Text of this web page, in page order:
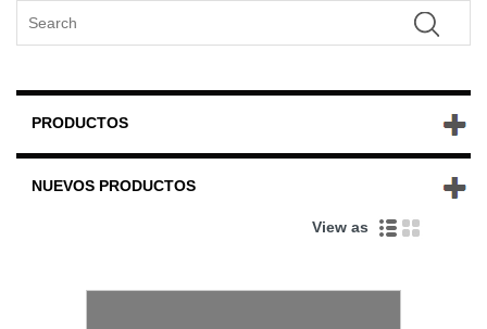
PRODUCTOS
NUEVOS PRODUCTOS
View as